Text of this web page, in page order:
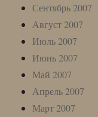
Сентябрь 2007
Август 2007
Июль 2007
Июнь 2007
Май 2007
Апрель 2007
Март 2007